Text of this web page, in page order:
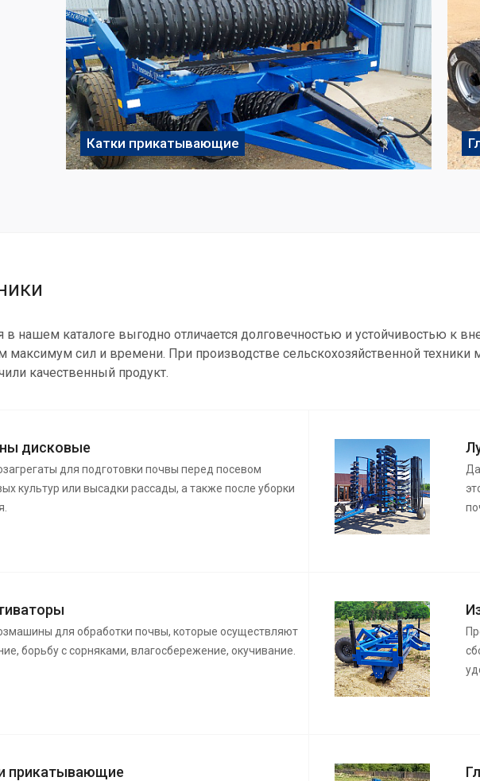
Катки прикатывающие
в нашем каталоге выгодно отличается долговечностью и устойчивостью к
максимум сил и времени. При производстве сельскохозяйственной
качественный продукт.
дисковые
для подготовки почвы перед посевом
культур или высадки рассады, а также после уборки
для обработки почвы, которые осуществляют
борьбу с сорняками, влагосбережение, окучивание.
прикатывающие